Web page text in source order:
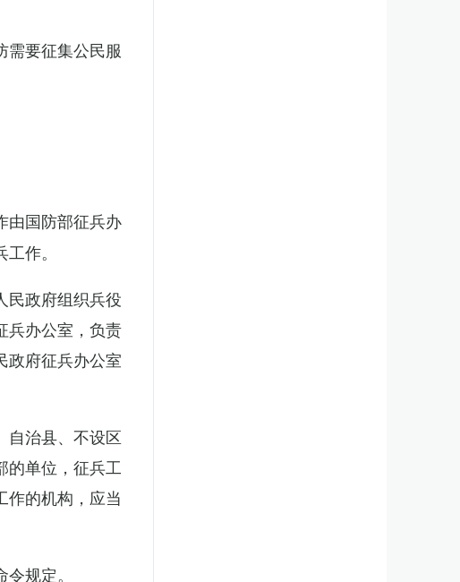
需要征集公民服
由国防部征兵办
作。
民政府组织兵役
兵办公室，负责
政府征兵办公室
自治县、不设区
的单位，征兵工
作的机构，应当
规定。